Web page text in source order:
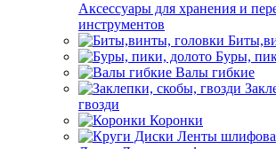
Аксессуары для хранения и
инструментов
Буры,
Валы гибкие
гвозди
Коронки